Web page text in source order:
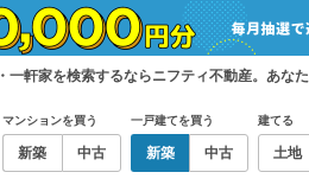
一軒家を検索するならニフティ不動産。あな
マンションを買う
新築 中古
一戸建てを買う
新築 中古
建てる
土地